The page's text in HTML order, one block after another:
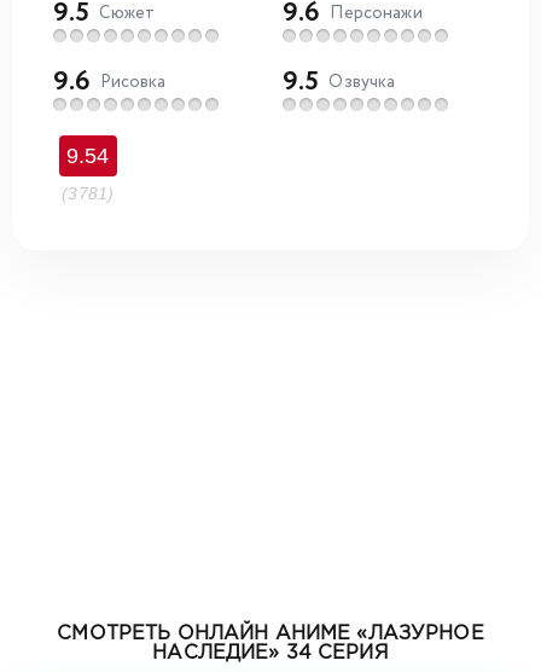
9.5 Сюжет 9.6 Персонажи
9.6 Рисовка 9.5 Озвучка
9.54
(3781)
СМОТРЕТЬ ОНЛАЙН АНИМЕ «ЛАЗУРНОЕ
НАСЛЕДИЕ» 34 СЕРИЯ